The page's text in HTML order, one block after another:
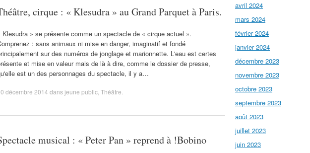
cirque : « Klesudra » au Grand Parquet à Paris.
Klesudra » se présente comme un spectacle de « cirque actuel ».
: sans animaux ni mise en danger, imaginatif et fondé
sur des numéros de jonglage et marionnette. L'eau est certes
et mise en valeur mais de là à dire, comme le dossier de presse,
est un des personnages du spectacle, il y a…
décembre 2014 dansjeune public Théâtre
musical : « Peter Pan » reprend à !Bobino
avril 2024
mars 2024
février 2024
janvier 2024
décembre 2023
novembre 2023
octobre 2023
septembre 2023
août 2023
juillet 2023
juin 2023